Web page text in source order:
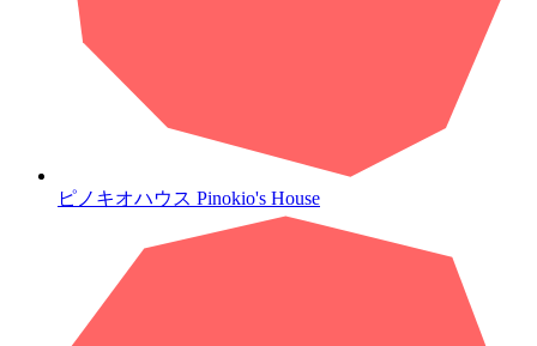
ピノキオハウス Pinokio's House